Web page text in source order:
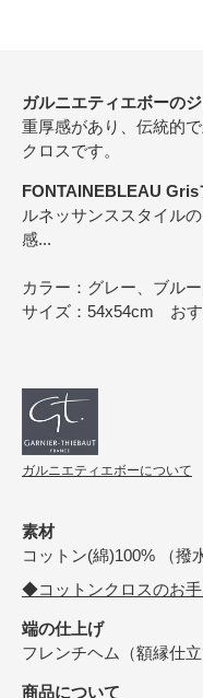
ガルニエティエボーの
重厚感があり、伝統的
クロスです。
FONTAINEBLEAU
ルネッサンススタイル
感...
カラー：グレー、ブル
サイズ：54x54cm おす
ガルニエティエボーについて
素材
コットン(綿)100% （撥
◆コットンクロスのお
端の仕上げ
フレンチヘム（額縁仕立
商品について